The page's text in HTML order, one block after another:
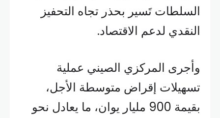
السلطات تَسير بحذر تجاه التحفيز
النقدي لدعم الاقتصاد.
وأجرى المركزي الصيني عملية
تسهيلات إقراض متوسطة الأجل،
بقيمة 900 مليار يوان، ما يعادل نحو